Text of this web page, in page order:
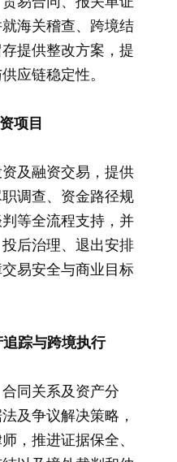
海关稽查、跨境结
提供整改方案，提
应链稳定性。
项目
及融资交易，提供
调查、资金路径规
等全流程支持，并
后治理、退出安排
易安全与商业目标
踪与跨境执行
同关系及资产分
及争议解决策略，
，推进证据保全、